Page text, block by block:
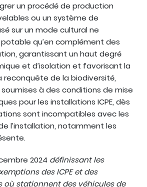
un procédé de production
ou un système de
sur un mode cultural ne
qu’en complément des
garantissant un haut degré
et d’isolation et favorisant la
reconquête de la biodiversité,
à des conditions de mise
pour les installations ICPE, dès
sont incompatibles avec les
l’installation, notamment les
2024 définissant les
des ICPE et des
où stationnent des véhicules de